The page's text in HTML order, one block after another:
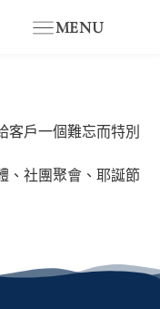
MENU
客戶一個難忘而特別
、社團聚會、耶誕節